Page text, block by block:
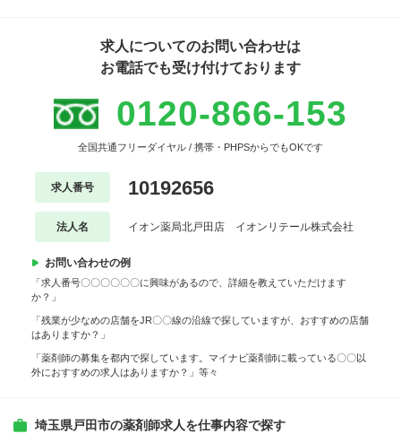
求人についてのお問い合わせは
お電話でも受け付けております
0120-866-153
全国共通フリーダイヤル / 携帯・PHPSからでもOKです
求人番号 10192656
法人名 イオン薬局北戸田店 イオンリテール株式会社
お問い合わせの例
「求人番号〇〇〇〇〇〇に興味があるので、詳細を教えていただけます
か？」
「残業が少なめの店舗をJR〇〇線の沿線で探していますが、おすすめの店舗
はありますか？」
「薬剤師の募集を都内で探しています。マイナビ薬剤師に載っている〇〇以
外におすすめの求人はありますか？」等々
埼玉県戸田市の薬剤師求人を仕事内容で探す